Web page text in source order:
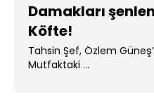
Damakları
Köfte!
Tahsin Şef, Özlem
Mutfaktaki ...